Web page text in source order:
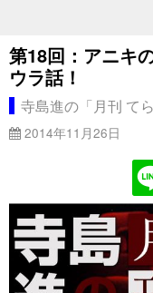
第18回：アニキ
ウラ話！
寺島進の「月刊 て
2014年11月26日